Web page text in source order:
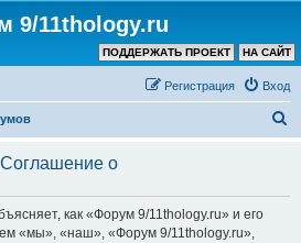
9/11thology.ru
НА САЙТ
ПОДДЕРЖАТЬ ПРОЕКТ
Вход
Регистрация
с
о
как «Форум 9/11thology.ru» и его
«мы», «наш», «Форум 9/11thology.ru»,